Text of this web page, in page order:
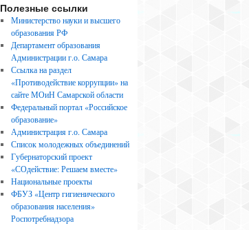
Полезные ссылки
Министерство науки и высшего
образования РФ
Департамент образования
Администрации г.о. Самара
Ссылка на раздел
«Противодействие коррупции» на
сайте МОиН Самарской области
Федеральный портал «Российское
образование»
Администрация г.о. Самара
Список молодежных объединений
Губернаторский проект
«СОдействие: Решаем вместе»
Национальные проекты
ФБУЗ «Центр гигиенического
образования населения»
Роспотребнадзора